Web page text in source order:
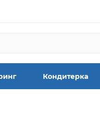
Кондитерка